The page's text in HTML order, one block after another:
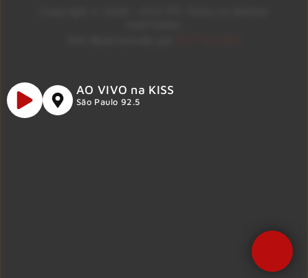
AO VIVO na KISS
São Paulo 92.5